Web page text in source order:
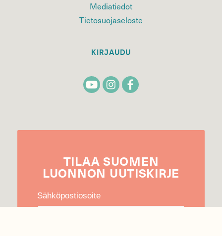
Mediatiedot
Tietosuojaseloste
KIRJAUDU
TILAA SUOMEN
LUONNON UUTIS­KIRJE
Sähköpostiosoite